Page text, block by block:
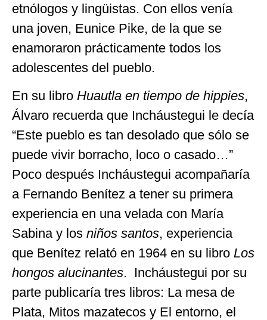
etnólogos y lingüistas. Con ellos venía
una joven, Eunice Pike, de la que se
enamoraron prácticamente todos los
adolescentes del pueblo.
En su libro Huautla en tiempo de hippies,
Álvaro recuerda que Incháustegui le decía
“Este pueblo es tan desolado que sólo se
puede vivir borracho, loco o casado…”
Poco después Incháustegui acompañaría
a Fernando Benítez a tener su primera
experiencia en una velada con María
Sabina y los niños santos, experiencia
que Benítez relató en 1964 en su libro Los
hongos alucinantes. Incháustegui por su
parte publicaría tres libros: La mesa de
Plata, Mitos mazatecos y El entorno, el